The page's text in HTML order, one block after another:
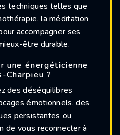
techniques telles que
la méditation
accompagner ses
être durable.
une énergéticienne
Charpieu ?
des déséquilibres
émotionnels, des
persistantes ou
de vous reconnecter à